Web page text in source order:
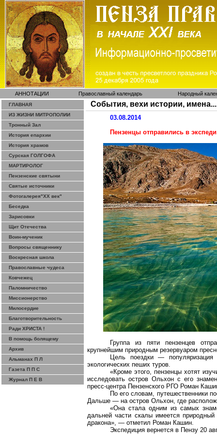
АННОТАЦИИ Православный календарь Народный
ГЛАВНАЯ
ИЗ ЖИЗНИ МИТРОПОЛИИ
Тронный Зал
История епархии
История храмов
Сурская ГОЛГОФА
МАРТИРОЛОГ
Пензенские святыни
Святые источники
Фотогалерея"ХХ век"
Беседка
Зарисовки
Щит Отечества
Воин-мученик
Вопросы священнику
Воскресная школа
Православные чудеса
Ковчежец
Паломничество
Миссионерство
Милосердие
Благотворительность
Ради ХРИСТА !
В помощь болящему
Архив
Альманах П Л
Газета П П С
Журнал П Е В
События, вехи истории, имена...
03.08.2014
Пензенцы отправились в
Группа из пяти пензенцев
крупнейшим природным резервуаром
Цель поездки — популяризация
экологических пеших туров.
«Кроме этого, пензенцы хотят
исследовать остров Ольхон с его
пресс-центра Пензенского РГО Роман
По его словам, путешественники
Дальше — на остров Ольхон, где
«Она стала одним из самых
дальней части скалы имеется
дракона», — отметил Роман Кашин.
Экспедиция вернется в Пензу 20